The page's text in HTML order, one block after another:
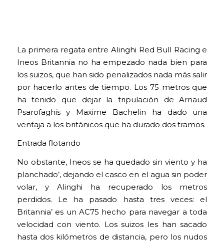
La primera regata entre Alinghi Red Bull Racing e
Ineos Britannia no ha empezado nada bien para
los suizos, que han sido penalizados nada más salir
por hacerlo antes de tiempo. Los 75 metros que
ha tenido que dejar la tripulación de Arnaud
Psarofaghis y Maxime Bachelin ha dado una
ventaja a los británicos que ha durado dos tramos.
Entrada flotando
No obstante, Ineos se ha quedado sin viento y ha
planchado’, dejando el casco en el agua sin poder
volar, y Alinghi ha recuperado los metros
perdidos. Le ha pasado hasta tres veces: el
Britannia’ es un AC75 hecho para navegar a toda
velocidad con viento. Los suizos les han sacado
hasta dos kilómetros de distancia, pero los nudos